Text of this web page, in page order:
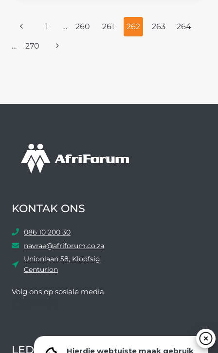
Hierdie webtuiste maak gebruik
TWEEDE
NOODWATERPUNT
PAGE
NAVIGATION
Previous
Page
1 … 260 261 262 263 264
… 270
Next
KONTAK ONS
086 10 200 30
navrae@afriforum.co.za
Unionlaan 58, Kloofsig,
Centurion
Volg ons ​​op sosiale media
LEDEVOORDELE NUUSBRIEF